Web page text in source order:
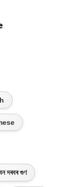
দৰবৰ গুণ